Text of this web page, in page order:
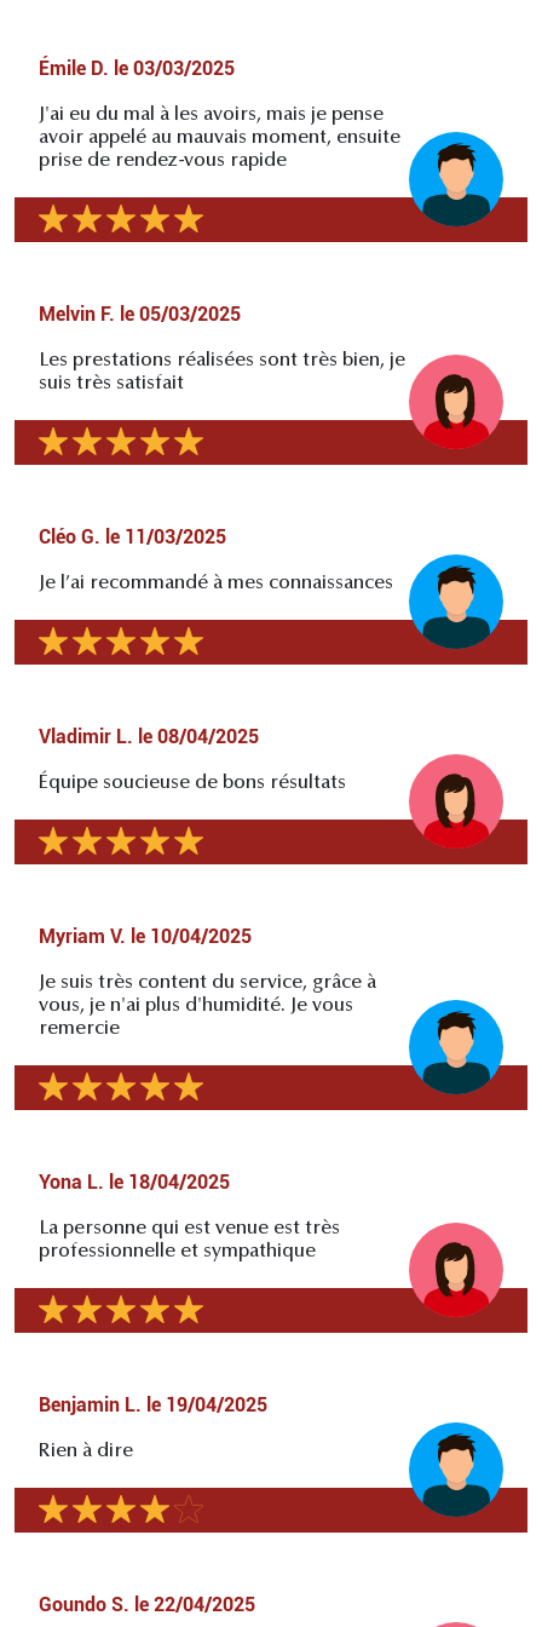
Émile D. le 03/03/2025
J'ai eu du mal à les avoirs, mais je pense
avoir appelé au mauvais moment, ensuite
prise de rendez-vous rapide
Melvin F. le 05/03/2025
Les prestations réalisées sont très bien, je
suis très satisfait
Cléo G. le 11/03/2025
Je l’ai recommandé à mes connaissances
Vladimir L. le 08/04/2025
Équipe soucieuse de bons résultats
Myriam V. le 10/04/2025
Je suis très content du service, grâce à
vous, je n'ai plus d'humidité. Je vous
remercie
Yona L. le 18/04/2025
La personne qui est venue est très
professionnelle et sympathique
Benjamin L. le 19/04/2025
Rien à dire
Goundo S. le 22/04/2025